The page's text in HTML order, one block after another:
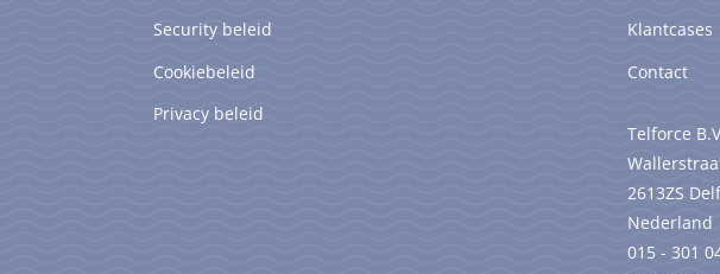
Security beleid
Cookiebeleid
Privacy beleid
Klantcases
Contact
Telforce
2613ZS
Nederland
015 - 301